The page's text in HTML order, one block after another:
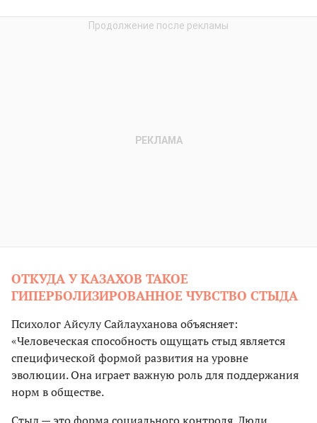
ОТКУДА У КАЗАХОВ ТАКОЕ
ГИПЕРБОЛИЗИРОВАННОЕ ЧУВСТВО СТЫДА
Психолог Айсулу Сайлауханова объясняет:
«Человеческая способность ощущать стыд является
специфической формой развития на уровне
эволюции. Она играет важную роль для поддержания
норм в обществе.